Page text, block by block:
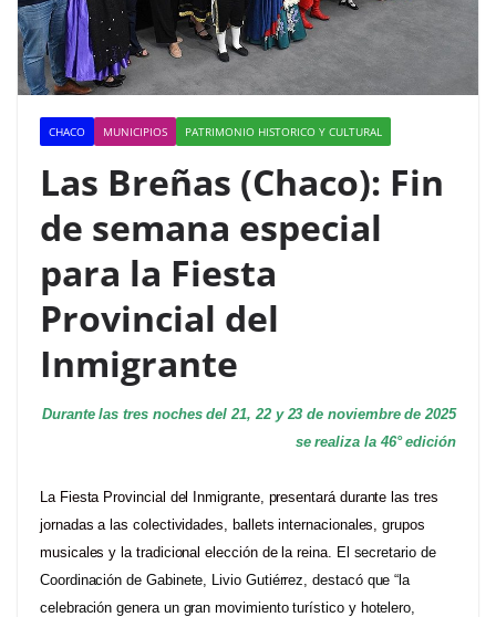
CHACO MUNICIPIOS PATRIMONIO HISTORICO Y CULTURAL
Las Breñas (Chaco): Fin
de semana especial
para la Fiesta
Provincial del
Inmigrante
Durante las tres noches del 21, 22 y 23 de noviembre de 2025
se realiza la 46° edición
La Fiesta Provincial del Inmigrante, presentará durante las tres
jornadas a las colectividades, ballets internacionales, grupos
musicales y la tradicional elección de la reina.
El secretario de
Coordinación de Gabinete, Livio Gutiérrez, destacó que “la
celebración genera un gran movimiento turístico y hotelero,